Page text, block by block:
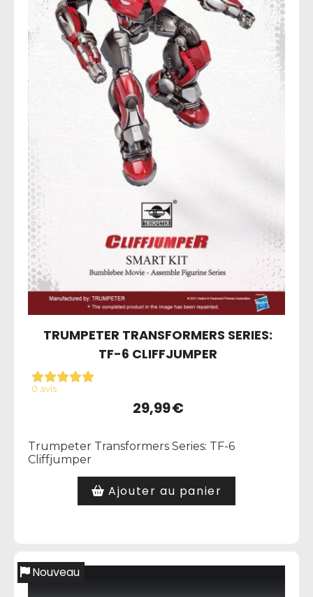
TRUMPETER TRANSFORMERS SERIES:
TF-6 CLIFFJUMPER
0 avis
29,99€
Trumpeter Transformers Series: TF-6
Cliffjumper
Ajouter au panier
Nouveau